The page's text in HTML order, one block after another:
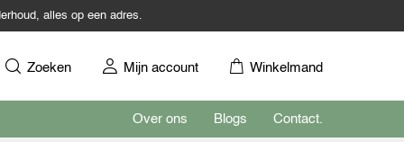
alles op een adres.
Zoeken Mijn account Winkelmand
Over ons Blogs Contact.